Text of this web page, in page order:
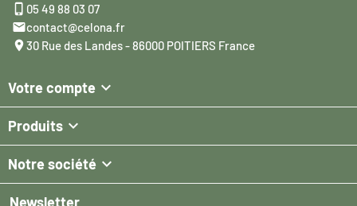
 05 49 88 03 07
contact@celona.fr
30 Rue des Landes - 86000 POITIERS France
Votre compte 
Produits 
Notre société 
Newsletter